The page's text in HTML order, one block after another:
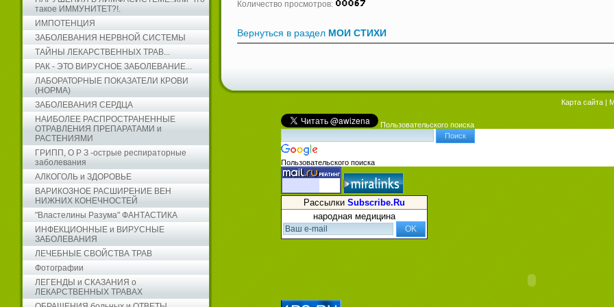
такое ИММУНИТЕТ?!.
ИМПОТЕНЦИЯ
ЗАБОЛЕВАНИЯ НЕРВНОЙ СИСТЕМЫ
ТАЙНЫ ЛЕКАРСТВЕННЫХ ТРАВ...
РАК - ЭТО ВИРУСНОЕ ЗАБОЛЕВАНИЕ...
ЛАБОРАТОРНЫЕ ПОКАЗАТЕЛИ КРОВИ
(НОРМА)
ЗАБОЛЕВАНИЯ СЕРДЦА
НАИБОЛЕЕ РАСПРОСТРАНЕННЫЕ
ОТРАВЛЕНИЯ ПРЕПАРАТАМИ и
РАСТЕНИЯМИ
ГРИПП, О Р З -острые респираторные
заболевания
АЛКОГОЛЬ и ЗДОРОВЬЕ
ВАРИКОЗНОЕ РАСШИРЕНИЕ ВЕН
НИЖНИХ КОНЕЧНОСТЕЙ
"Властелины Разума" ФАНТАСТИКА
ИНФЕКЦИОННЫЕ и ВИРУСНЫЕ
ЗАБОЛЕВАНИЯ
ЛЕЧЕБНЫЕ СВОЙСТВА ТРАВ
Фотографии
ЛЕГЕНДЫ и СКАЗАНИЯ о
ЛЕКАРСТВЕННЫХ ТРАВАХ
Количество просмотров:
Вернуться в раздел МОИ СТИХИ
Карта сайта |
Пользовательского поиска
Пользовательского поиска
Рассылки Subscribe.Ru
народная медицина